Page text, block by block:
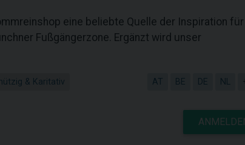
eine beliebte Quelle der Inspiration für
Fußgängerzone. Ergänzt wird unser
& Karitativ AT BE DE NL